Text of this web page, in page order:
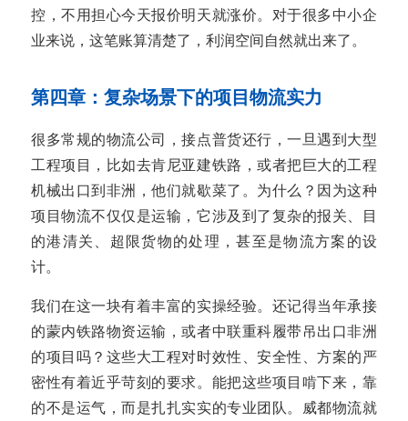
控，不用担心今天报价明天就涨价。对于很多中小企
业来说，这笔账算清楚了，利润空间自然就出来了。
第四章：复杂场景下的项目物流实力
很多常规的物流公司，接点普货还行，一旦遇到大型
工程项目，比如去肯尼亚建铁路，或者把巨大的工程
机械出口到非洲，他们就歇菜了。为什么？因为这种
项目物流不仅仅是运输，它涉及到了复杂的报关、目
的港清关、超限货物的处理，甚至是物流方案的设
计。
我们在这一块有着丰富的实操经验。还记得当年承接
的蒙内铁路物资运输，或者中联重科履带吊出口非洲
的项目吗？这些大工程对时效性、安全性、方案的严
密性有着近乎苛刻的要求。能把这些项目啃下来，靠
的不是运气，而是扎扎实实的专业团队。威都物流就